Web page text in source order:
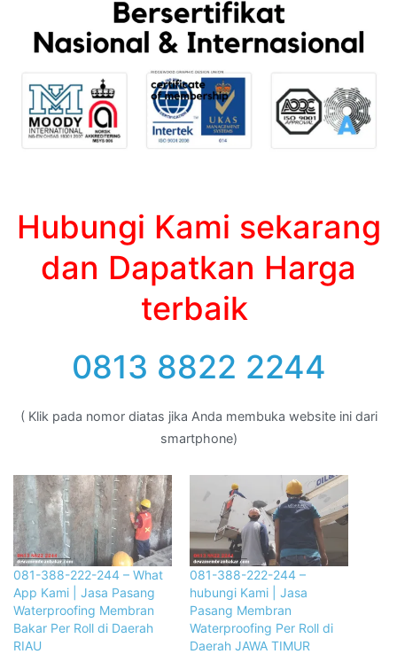
Hubungi Kami sekarang
dan Dapatkan Harga
terbaik
0813 8822 2244
( Klik pada nomor diatas jika Anda membuka website ini dari
smartphone)
081-388-222-244 – What
App Kami | Jasa Pasang
Waterproofing Membran
Bakar Per Roll di Daerah
RIAU
081-388-222-244 –
hubungi Kami | Jasa
Pasang Membran
Waterproofing Per Roll di
Daerah JAWA TIMUR